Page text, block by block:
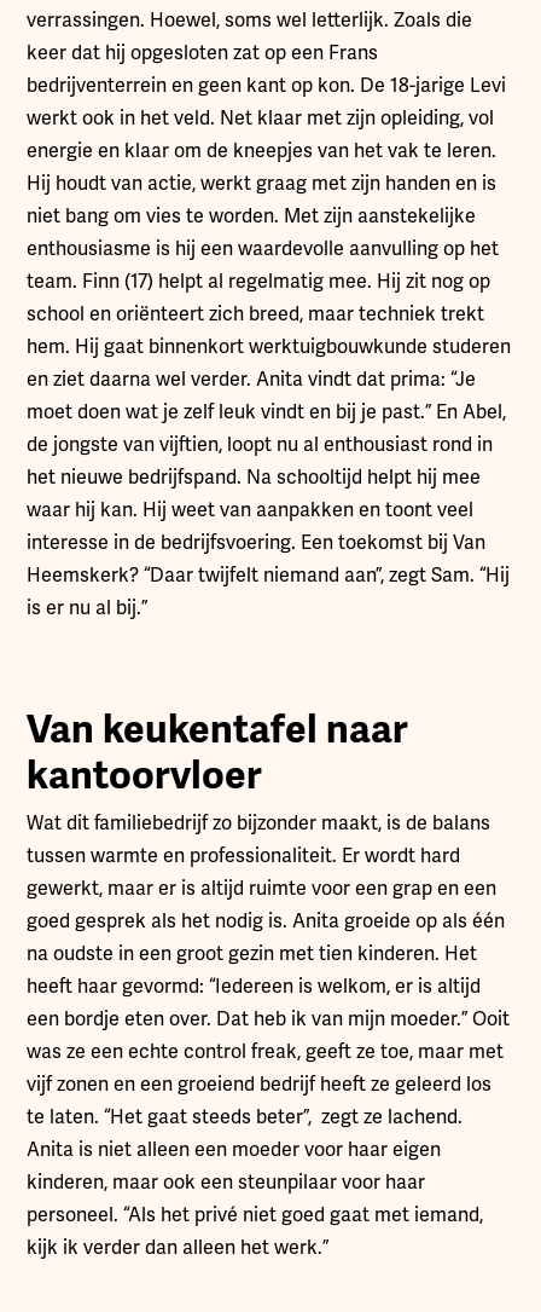
verrassingen. Hoewel, soms wel letterlijk. Zoals die
keer dat hij opgesloten zat op een Frans
bedrijventerrein en geen kant op kon. De 18-jarige Levi
werkt ook in het veld. Net klaar met zijn opleiding, vol
energie en klaar om de kneepjes van het vak te leren.
Hij houdt van actie, werkt graag met zijn handen en is
niet bang om vies te worden. Met zijn aanstekelijke
enthousiasme is hij een waardevolle aanvulling op het
team. Finn (17) helpt al regelmatig mee. Hij zit nog op
school en oriënteert zich breed, maar techniek trekt
hem. Hij gaat binnenkort werktuigbouwkunde studeren
en ziet daarna wel verder. Anita vindt dat prima: “Je
moet doen wat je zelf leuk vindt en bij je past.” En Abel,
de jongste van vijftien, loopt nu al enthousiast rond in
het nieuwe bedrijfspand. Na schooltijd helpt hij mee
waar hij kan. Hij weet van aanpakken en toont veel
interesse in de bedrijfsvoering. Een toekomst bij Van
Heemskerk? “Daar twijfelt niemand aan”, zegt Sam. “Hij
is er nu al bij.”
Van keukentafel naar
kantoorvloer
Wat dit familiebedrijf zo bijzonder maakt, is de balans
tussen warmte en professionaliteit. Er wordt hard
gewerkt, maar er is altijd ruimte voor een grap en een
goed gesprek als het nodig is. Anita groeide op als één
na oudste in een groot gezin met tien kinderen. Het
heeft haar gevormd: “Iedereen is welkom, er is altijd
een bordje eten over. Dat heb ik van mijn moeder.” Ooit
was ze een echte control freak, geeft ze toe, maar met
vijf zonen en een groeiend bedrijf heeft ze geleerd los
te laten. “Het gaat steeds beter”, zegt ze lachend.
Anita is niet alleen een moeder voor haar eigen
kinderen, maar ook een steunpilaar voor haar
personeel. “Als het privé niet goed gaat met iemand,
kijk ik verder dan alleen het werk.”